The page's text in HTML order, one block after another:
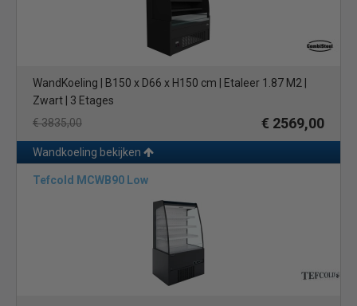
WandKoeling | B150 x D66 x H150 cm | Etaleer 1.87 M2 |
Zwart | 3 Etages
€ 3835,00
€ 2569,00
Wandkoeling bekijken
Tefcold MCWB90 Low